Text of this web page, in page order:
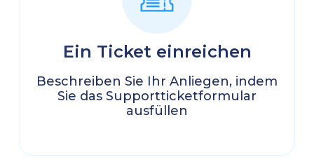
Ein Ticket einreichen
Beschreiben Sie Ihr Anliegen, indem
Sie das Supportticketformular
ausfüllen